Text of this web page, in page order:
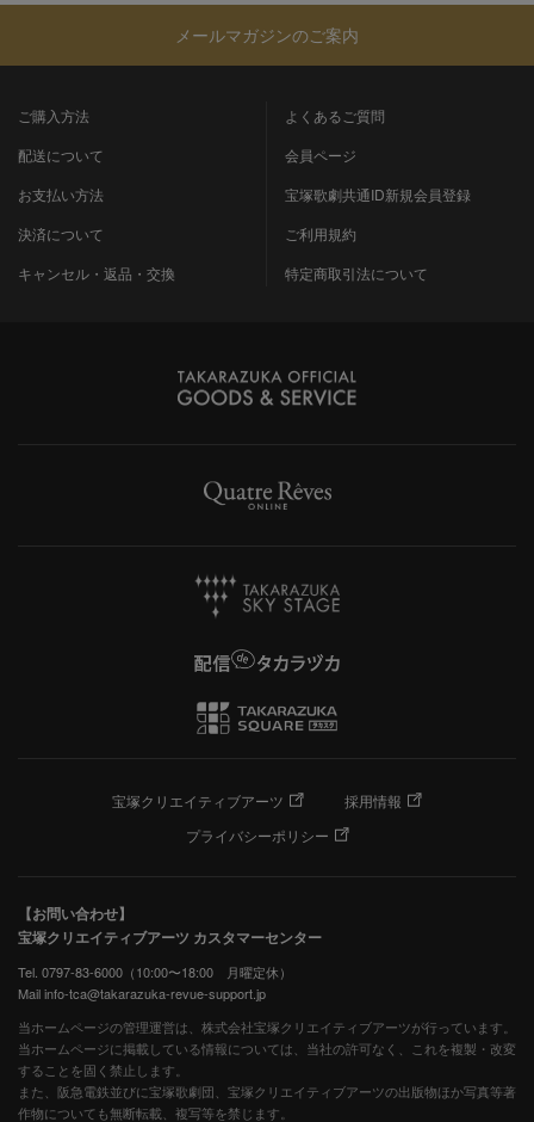
メールマガジンのご案内
ご購入方法
配送について
お支払い方法
決済について
キャンセル・返品・交換
よくあるご質問
会員ページ
宝塚歌劇共通ID新規会員登録
ご利用規約
特定商取引法について
宝塚クリエイティブアーツ
採用情報
プライバシーポリシー
【お問い合わせ】
宝塚クリエイティブアーツ カスタマーセンター
Tel. 0797-83-6000（10:00〜18:00 月曜定休）
Mail info-tca@takarazuka-revue-support.jp
当ホームページの管理運営は、株式会社宝塚クリエイティブアーツが行っています。
当ホームページに掲載している情報については、当社の許可なく、これを複製・改変
することを固く禁止します。
また、阪急電鉄並びに宝塚歌劇団、宝塚クリエイティブアーツの出版物ほか写真等著
作物についても無断転載、複写等を禁じます。